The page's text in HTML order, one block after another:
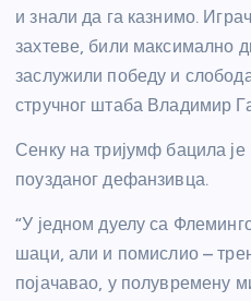
и знали да га казнимо.
захтеве, били максимално
заслужили победу и
стручног штаба Владимир
Сенку на тријумф бацила
поузданог дефанзивца.
“У једном дуелу са
шаци, али и помислио –
појачавао, у полувремену